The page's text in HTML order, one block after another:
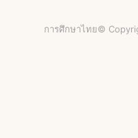
การศึกษาไทย©